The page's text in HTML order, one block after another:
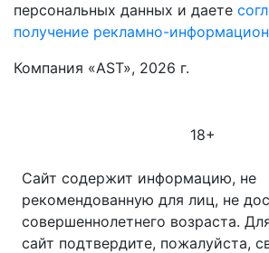
персональных данных и даете
получение рекламно-
Компания «AST», 2026 г.
18+
Сайт содержит информацию, не
рекомендованную для лиц, не
совершеннолетнего возраста.
сайт подтвердите, пожалуйста,